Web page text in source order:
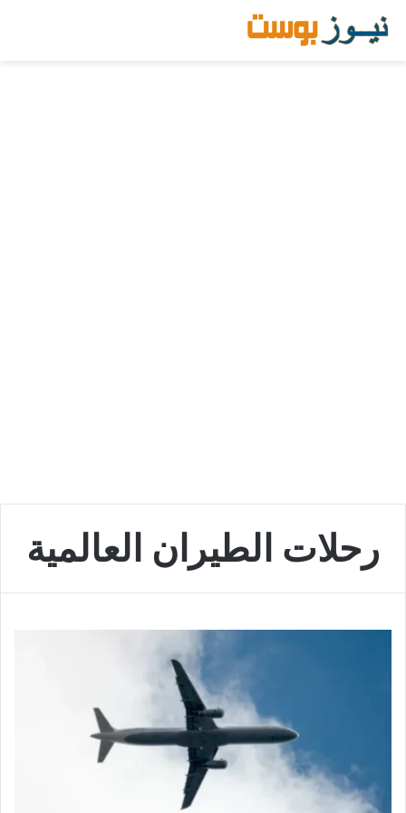
رحلات الطيران العالمية